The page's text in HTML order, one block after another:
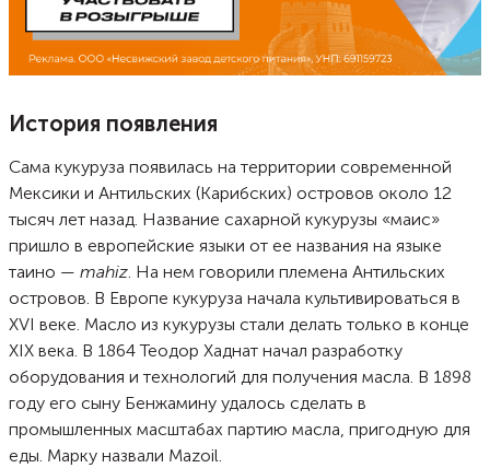
История появления
Сама кукуруза появилась на территории современной
Мексики и Антильских (Карибских) островов около 12
тысяч лет назад. Название сахарной кукурузы «маис»
пришло в европейские языки от ее названия на языке
таино — mahiz. На нем говорили племена Антильских
островов. В Европе кукуруза начала культивироваться в
XVI веке. Масло из кукурузы стали делать только в конце
ХIХ века. В 1864 Теодор Хаднат начал разработку
оборудования и технологий для получения масла. В 1898
году его сыну Бенжамину удалось сделать в
промышленных масштабах партию масла, пригодную для
еды. Марку назвали Mazoil.